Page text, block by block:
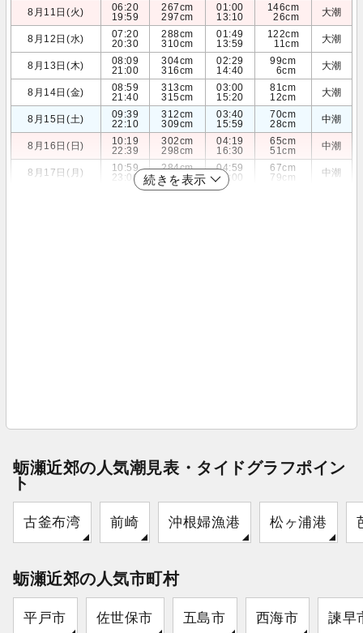
8月11日(火)
06:20
19:59
267cm
297cm
01:00
13:10
146cm
26cm
大潮
8月12日(水)
07:20
20:30
288cm
310cm
01:49
13:59
122cm
11cm
大潮
8月13日(木)
08:09
21:00
304cm
316cm
02:29
14:40
99cm
6cm
大潮
8月14日(金)
08:59
21:40
313cm
315cm
03:00
15:20
81cm
12cm
大潮
8月15日(土)
09:39
22:10
312cm
309cm
03:40
15:59
70cm
28cm
中潮
8月16日(日)
10:19
22:39
302cm
298cm
04:19
16:30
65cm
51cm
中潮
8月17日(月)
10:59
23:00
284cm
284cm
04:59
17:00
67cm
79cm
中潮
続きを表示
蛎瀬近郊の人気潮見表・タイドグラフポイン
ト
古釜布湾 前崎 沖根婦漁港 松ヶ浦港
蛎瀬近郊の人気市町村
平戸市 佐世保市 五島市 西海市 諫早